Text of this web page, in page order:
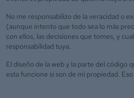
No me responsabilizo de la veracidad o
(aunque intento que todo sea lo más
con ellos, las decisiones que tomes, y
responsabilidad tuya.
El diseño de la web y la parte del código
esta funcione sí son de mi propiedad.